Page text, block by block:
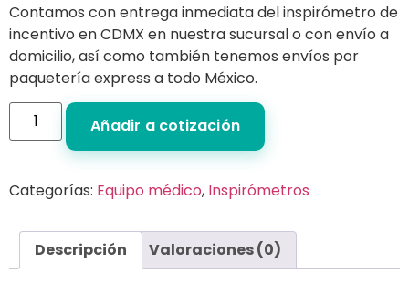
Contamos con entrega inmediata del inspirómetro de
incentivo en CDMX en nuestra sucursal o con envío a
domicilio, así como también tenemos envíos por
paquetería express a todo México.
Añadir a cotización
Categorías: Equipo médico, Inspirómetros
Descripción Valoraciones (0)